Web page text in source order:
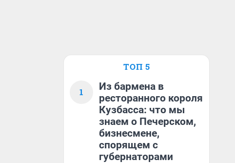
ТОП 5
1
Из бармена в
ресторанного короля
Кузбасса: что мы
знаем о Печерском,
бизнесмене,
спорящем с
губернаторами